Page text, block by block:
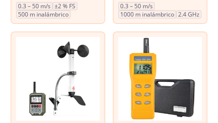
0.3 – 50 m/s
±2 % FS
500 m inalámbrico
0.3 – 50 m/s
1000 m inalámbrico 2.4 GHz